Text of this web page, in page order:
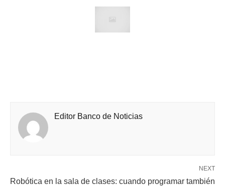
Editor Banco de Noticias
NEXT
Robótica en la sala de clases: cuando programar también